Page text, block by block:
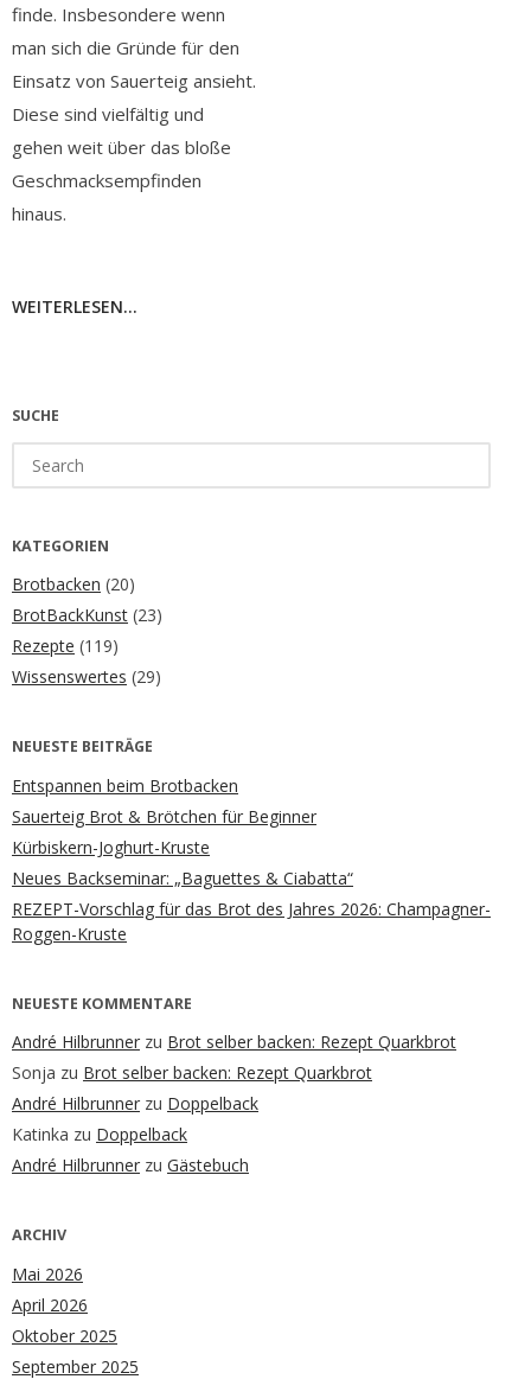
finde. Insbesondere wenn
man sich die Gründe für den
Einsatz von Sauerteig ansieht.
Diese sind vielfältig und
gehen weit über das bloße
Geschmacksempfinden
hinaus.
WEITERLESEN...
SUCHE
for:
KATEGORIEN
Brotbacken (20)
BrotBackKunst (23)
Rezepte (119)
Wissenswertes (29)
NEUESTE BEITRÄGE
Entspannen beim Brotbacken
Sauerteig Brot & Brötchen für Beginner
Kürbiskern-Joghurt-Kruste
Neues Backseminar: „Baguettes & Ciabatta“
REZEPT-Vorschlag für das Brot des Jahres 2026: Champagner-
Roggen-Kruste
NEUESTE KOMMENTARE
André Hilbrunner zu Brot selber backen: Rezept Quarkbrot
Sonja zu Brot selber backen: Rezept Quarkbrot
André Hilbrunner zu Doppelback
Katinka zu Doppelback
André Hilbrunner zu Gästebuch
ARCHIV
Mai 2026
April 2026
Oktober 2025
September 2025